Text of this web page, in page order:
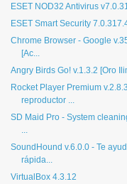
ESET NOD32 Antivirus
ESET Smart Security
Chrome Browser - Google
[Ac...
Angry Birds Go! v.1.3.2 [Oro
Rocket Player Premium
reproductor ...
SD Maid Pro - System
...
SoundHound v.6.0.0 - Te
rápida...
VirtualBox 4.3.12